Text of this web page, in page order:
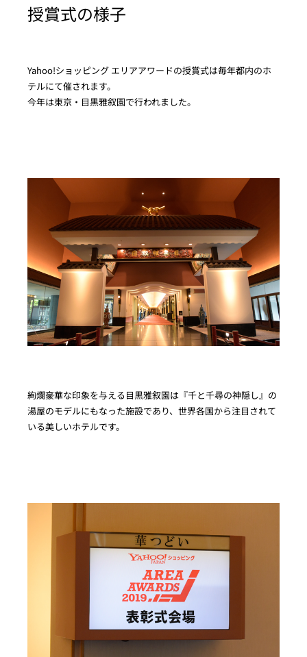
授賞式の様子
Yahoo!ショッピング エリアアワードの授賞式は毎年都内のホ
テルにて催されます。
今年は東京・目黒雅叙園で行われました。
絢爛豪華な印象を与える目黒雅叙園は『千と千尋の神隠し』の
湯屋のモデルにもなった施設であり、世界各国から注目されて
いる美しいホテルです。